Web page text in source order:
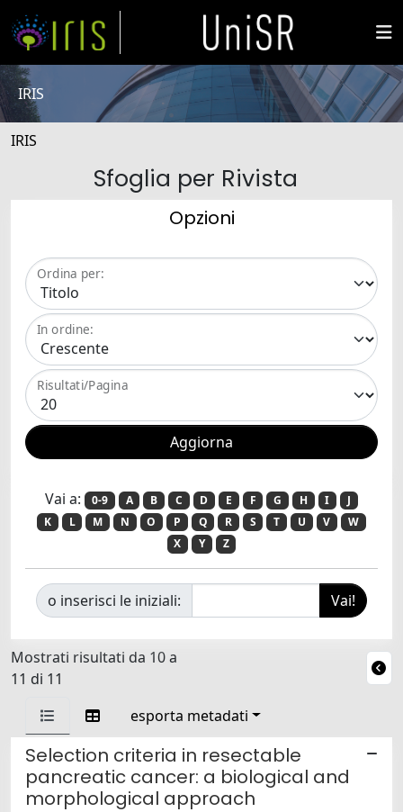
IRIS
IRIS
Sfoglia per Rivista
Opzioni
Ordina per:
In ordine:
Risultati/Pagina
Vai a: 0-9 A B C D E F G H I
J
K
L M N O P Q R S T U V
W
X
Y Z
o inserisci le iniziali:
Mostrati risultati da 10 a
11 di 11
esporta metadati
Selection criteria in resectable
pancreatic cancer: a biological and
morphological approach